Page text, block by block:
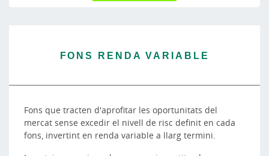
FONS RENDA VARIABLE
Fons que tracten d'aprofitar les oportunitats del
mercat sense excedir el nivell de risc definit en cada
fons, invertint en renda variable a llarg termini.